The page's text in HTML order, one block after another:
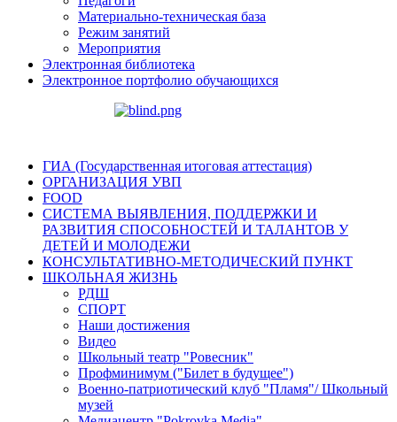
Материально-техническая база
Режим занятий
Мероприятия
Электронная библиотека
Электронное портфолио обучающихся
ГИА (Государственная итоговая аттестация)
ОРГАНИЗАЦИЯ УВП
FOOD
СИСТЕМА ВЫЯВЛЕНИЯ, ПОДДЕРЖКИ И
РАЗВИТИЯ СПОСОБНОСТЕЙ И ТАЛАНТОВ У
ДЕТЕЙ И МОЛОДЕЖИ
КОНСУЛЬТАТИВНО-МЕТОДИЧЕСКИЙ ПУНКТ
ШКОЛЬНАЯ ЖИЗНЬ
РДШ
СПОРТ
Наши достижения
Видео
Школьный театр "Ровесник"
Профминимум ("Билет в будущее")
Военно-патриотический клуб "Пламя"/ Школьный
музей